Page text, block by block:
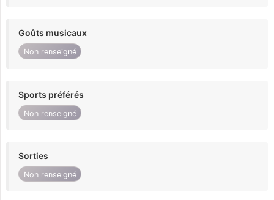
Goûts musicaux
Non renseigné
Sports préférés
Non renseigné
Sorties
Non renseigné